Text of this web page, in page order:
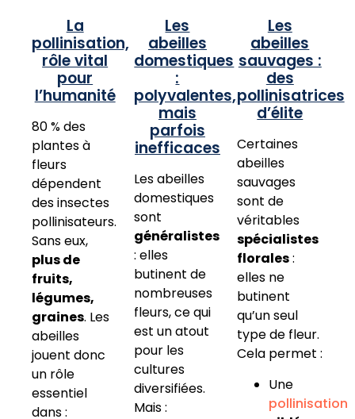
La
pollinisation,
rôle vital
pour
l’humanité
80 % des
plantes à
fleurs
dépendent
des insectes
pollinisateurs.
Sans eux,
plus de
fruits,
légumes,
graines. Les
abeilles
jouent donc
un rôle
essentiel
dans :
Les
abeilles
domestiques
:
polyvalentes,
mais
parfois
inefficaces
Les abeilles
domestiques
sont
généralistes
: elles
butinent de
nombreuses
fleurs, ce qui
est un atout
pour les
cultures
diversifiées.
Mais :
Les
abeilles
sauvages :
des
pollinisatrices
d’élite
Certaines
abeilles
sauvages
sont de
véritables
spécialistes
florales:
elles ne
butinent
qu’un seul
type de fleur.
Cela permet :
Une
pollinisation